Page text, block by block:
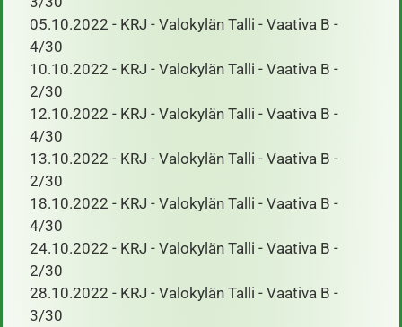
05.10.2022 - KRJ - Valokylän Talli - Vaativa B -
4/30
10.10.2022 - KRJ - Valokylän Talli - Vaativa B -
2/30
12.10.2022 - KRJ - Valokylän Talli - Vaativa B -
4/30
13.10.2022 - KRJ - Valokylän Talli - Vaativa B -
2/30
18.10.2022 - KRJ - Valokylän Talli - Vaativa B -
4/30
24.10.2022 - KRJ - Valokylän Talli - Vaativa B -
2/30
28.10.2022 - KRJ - Valokylän Talli - Vaativa B -
3/30